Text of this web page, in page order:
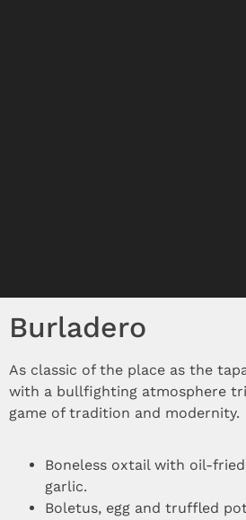
Burladero
As classic of the place as the
with a bullfighting atmosphere
game of tradition and modernity.
Boneless oxtail with oil-
garlic.
Boletus, egg and truffled